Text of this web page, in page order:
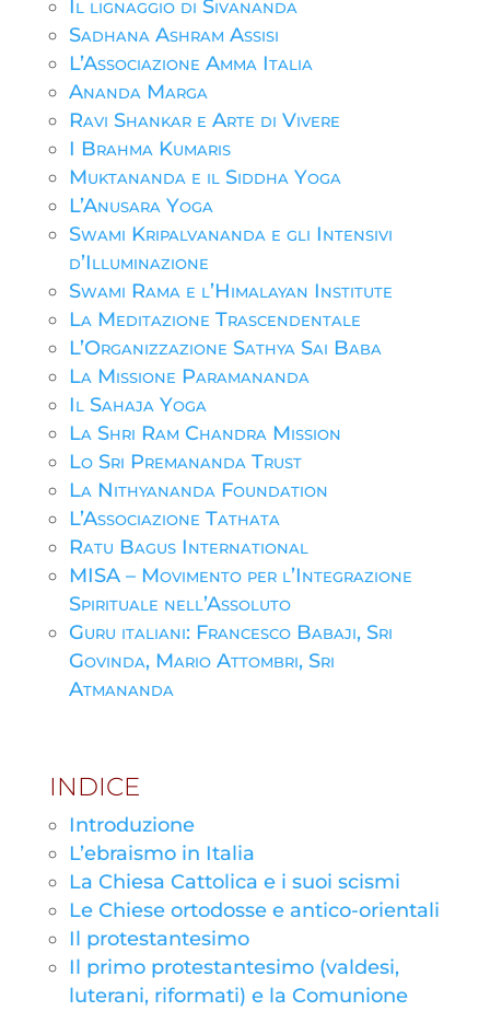
Il lignaggio di Sivananda
Sadhana Ashram Assisi
L’Associazione Amma Italia
Ananda Marga
Ravi Shankar e Arte di Vivere
I Brahma Kumaris
Muktananda e il Siddha Yoga
L’Anusara Yoga
Swami Kripalvananda e gli Intensivi
d’Illuminazione
Swami Rama e l’Himalayan Institute
La Meditazione Trascendentale
L’Organizzazione Sathya Sai Baba
La Missione Paramananda
Il Sahaja Yoga
La Shri Ram Chandra Mission
Lo Sri Premananda Trust
La Nithyananda Foundation
L’Associazione Tathata
Ratu Bagus International
MISA – Movimento per l’Integrazione
Spirituale nell’Assoluto
Guru italiani: Francesco Babaji, Sri
Govinda, Mario Attombri, Sri
Atmananda
INDICE
Introduzione
L’ebraismo in Italia
La Chiesa Cattolica e i suoi scismi
Le Chiese ortodosse e antico-orientali
Il protestantesimo
Il primo protestantesimo (valdesi,
luterani, riformati) e la Comunione